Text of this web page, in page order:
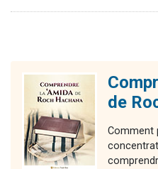
de
Comment